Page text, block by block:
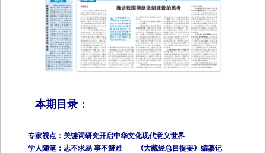
本期目录：
专家视点：关键词研究开启中华文化现代意义世界
学人随笔：志不求易 事不避难——《大藏经总目提要》编纂记